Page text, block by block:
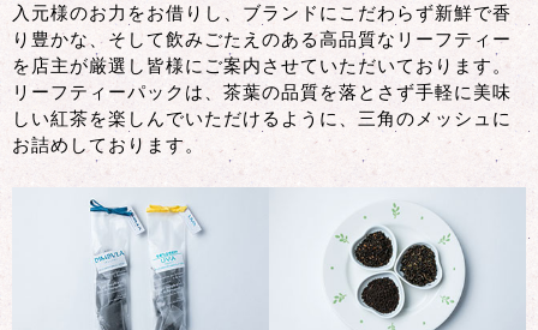
入元様のお力をお借りし、ブランドにこだわらず新鮮で香
り豊かな、そして飲みごたえのある高品質なリーフティー
を店主が厳選し皆様にご案内させていただいております。
リーフティーパックは、茶葉の品質を落とさず手軽に美味
しい紅茶を楽しんでいただけるように、三角のメッシュに
お詰めしております。